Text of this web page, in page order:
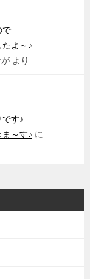
で
よ～♪
より
す♪
～す♪ に